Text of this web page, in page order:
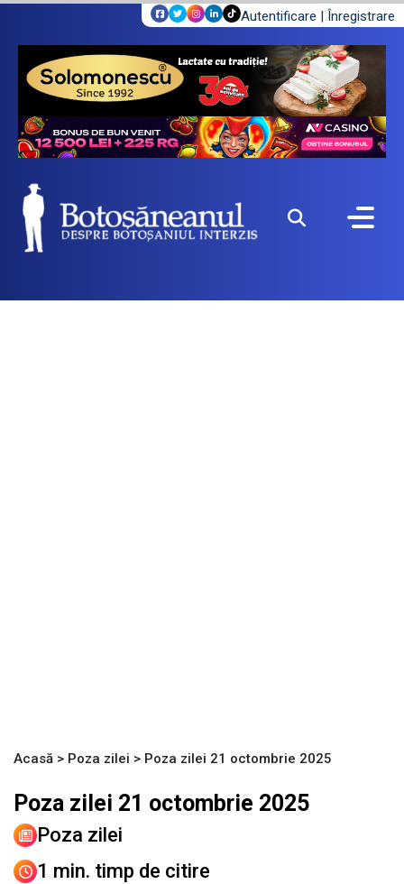
Autentificare | Înregistrare
Acasă > Poza zilei > Poza zilei 21 octombrie 2025
Poza zilei 21 octombrie 2025
Poza zilei
1 min. timp de citire